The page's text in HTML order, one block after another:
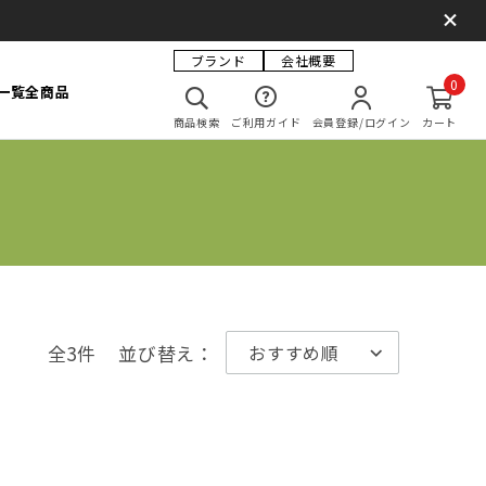
覧全商品
ブランド 会社概要
商品検索 ご利用ガイド 会員登録/ログイン カート
0
全3件 並び替え：